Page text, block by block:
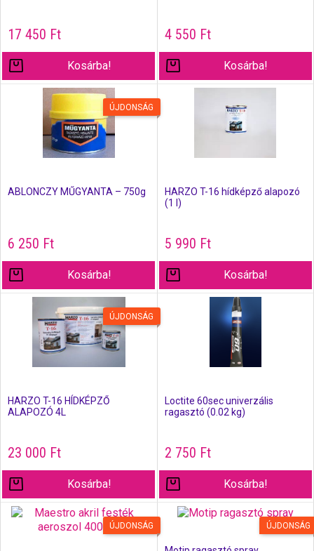
17 450 Ft
Kosárba!
4 550 Ft
Kosárba!
ÚJDONSÁG
ABLONCZY MŰGYANTA – 750g
6 250 Ft
Kosárba!
HARZO T-16 hídképző alapozó
(1 l)
5 990 Ft
Kosárba!
ÚJDONSÁG
HARZO T-16 HÍDKÉPZŐ
ALAPOZÓ 4L
23 000 Ft
Kosárba!
Loctite 60sec univerzális
ragasztó (0.02 kg)
2 750 Ft
Kosárba!
ÚJDONSÁG ÚJDONSÁG